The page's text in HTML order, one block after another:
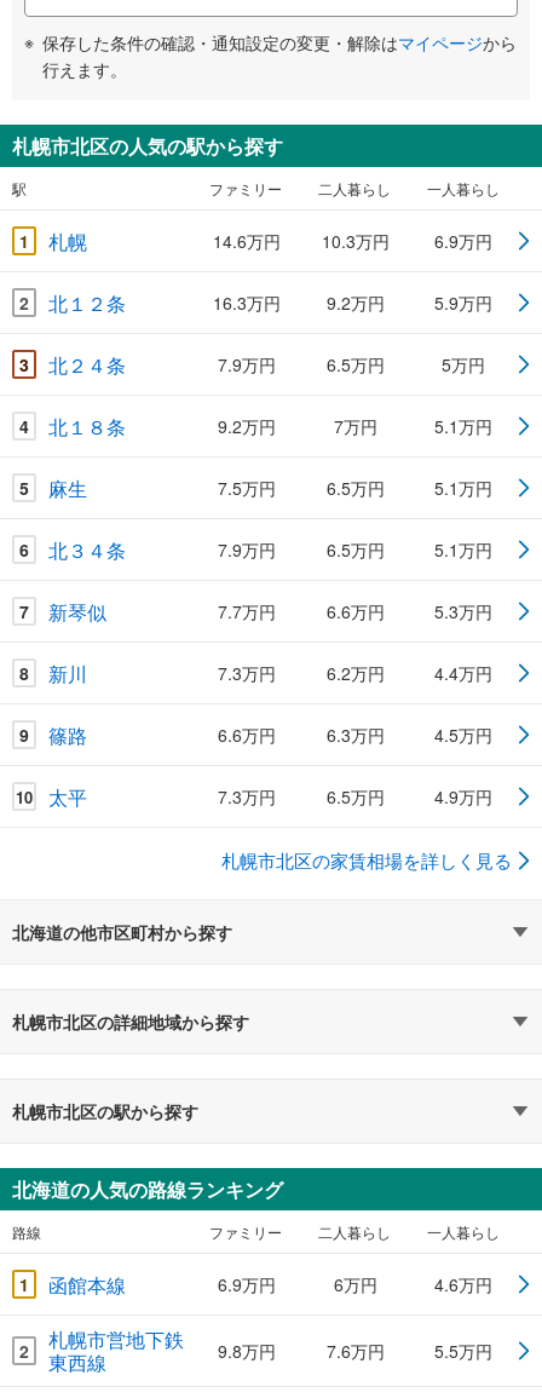
保存した条件の確認・通知設定の変更・解除はマイページから
行えます。
札幌市北区の人気の駅から探す
駅 ファミリー 二人暮らし 一人暮らし
1 札幌 14.6万円 10.3万円 6.9万円
2 北１２条 16.3万円 9.2万円 5.9万円
3 北２４条 7.9万円 6.5万円 5万円
4 北１８条 9.2万円 7万円 5.1万円
5 麻生 7.5万円 6.5万円 5.1万円
6 北３４条 7.9万円 6.5万円 5.1万円
7 新琴似 7.7万円 6.6万円 5.3万円
8 新川 7.3万円 6.2万円 4.4万円
9 篠路 6.6万円 6.3万円 4.5万円
10 太平 7.3万円 6.5万円 4.9万円
札幌市北区の家賃相場を詳しく見る
北海道の他市区町村から探す
札幌市北区の詳細地域から探す
札幌市北区の駅から探す
北海道の人気の路線ランキング
路線 ファミリー 二人暮らし 一人暮らし
1 函館本線 6.9万円 6万円 4.6万円
2
札幌市営地下鉄
東西線
9.8万円 7.6万円 5.5万円